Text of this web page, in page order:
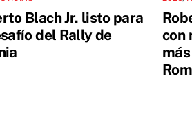
Blach Jr. listo para
del Rally de
con